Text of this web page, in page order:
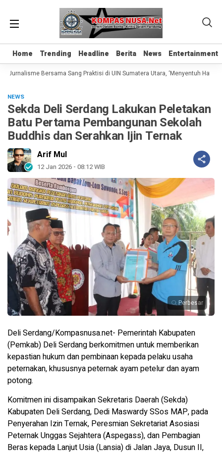
Home Trending Headline Berita News Entertainment
Home Trending Headline Berita News Entertainment
Bersama Sang Praktisi di UIN Sumatera Utara, ‘Menyentuh Hati
NEWS
Sekda Deli Serdang Lakukan Peletakan
Batu Pertama Pembangunan Sekolah
Buddhis dan Serahkan Ijin Ternak
Arif Mul
12 Jan 2026 - 08:12 WIB
Perbesar
Deli Serdang/Kompasnusa.net- Pemerintah Kabupaten
(Pemkab) Deli Serdang berkomitmen untuk memberikan
kepastian hukum dan pembinaan kepada pelaku usaha
peternakan, khususnya peternak ayam petelur dan ayam
potong.
Komitmen ini disampaikan Sekretaris Daerah (Sekda)
Kabupaten Deli Serdang, Dedi Maswardy SSos MAP, pada
Penyerahan Izin Ternak, Peresmian Sekretariat Asosiasi
Peternak Unggas Sejahtera (Aspegass), dan Pembagian
Beras kepada Lanjut Usia (Lansia) di Jalan Jaya, Dusun II,